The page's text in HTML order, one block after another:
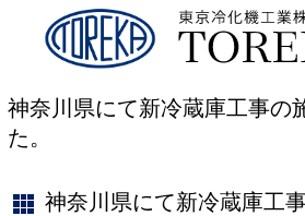
神奈川県にて新冷蔵庫工事の
た。
神奈川県にて新冷蔵庫工